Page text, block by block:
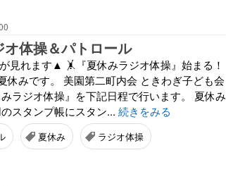
オ体操＆パトロール
見れます▲ 🤸『夏休みラジオ体操』始まる！
休みです。 美園第二町内会 ときわぎ子ども会
ラジオ体操』を下記日程で行います。 夏休み
スタンプ帳にスタン... 続きをみる
夏休み ラジオ体操